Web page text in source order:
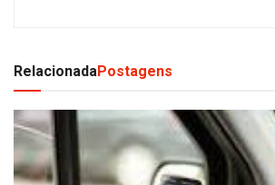
RelacionadaPostagens